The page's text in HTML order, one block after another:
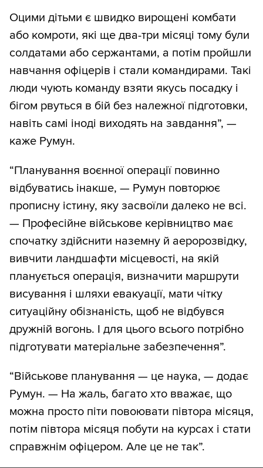
Оцими дітьми є швидко вирощені комбати
або комроти, які ще два-три місяці тому були
солдатами або сержантами, а потім пройшли
навчання офіцерів і стали командирами. Такі
люди чують команду взяти якусь посадку і
бігом рвуться в бій без належної підготовки,
навіть самі іноді виходять на завдання”, —
каже Румун.
“Планування воєнної операції повинно
відбуватись інакше, — Румун повторює
прописну істину, яку засвоїли далеко не всі.
— Професійне військове керівництво має
спочатку здійснити наземну й аеророзвідку,
вивчити ландшафти місцевості, на якій
планується операція, визначити маршрути
висування і шляхи евакуації, мати чітку
ситуаційну обізнаність, щоб не відбувся
дружній вогонь. І для цього всього потрібно
підготувати матеріальне забезпечення”.
“Військове планування — це наука, — додає
Румун. — На жаль, багато хто вважає, що
можна просто піти повоювати півтора місяця,
потім півтора місяця побути на курсах і стати
справжнім офіцером. Але це не так”.